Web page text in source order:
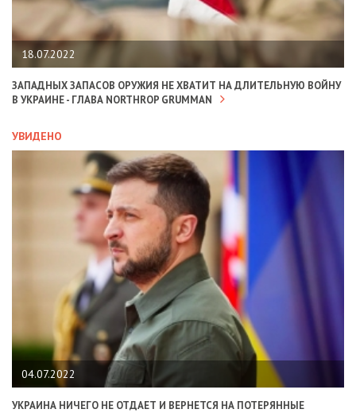
18.07.2022
ЗАПАДНЫХ ЗАПАСОВ ОРУЖИЯ НЕ ХВАТИТ НА ДЛИТЕЛЬНУЮ ВОЙНУ
В УКРАИНЕ - ГЛАВА NORTHROP GRUMMAN
УВИДЕНО
04.07.2022
УКРАИНА НИЧЕГО НЕ ОТДАЕТ И ВЕРНЕТСЯ НА ПОТЕРЯННЫЕ